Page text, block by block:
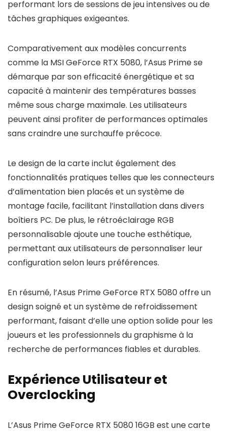
performant lors de sessions de jeu intensives ou de
tâches graphiques exigeantes.
Comparativement aux modèles concurrents
comme la MSI GeForce RTX 5080, l’Asus Prime se
démarque par son efficacité énergétique et sa
capacité à maintenir des températures basses
même sous charge maximale. Les utilisateurs
peuvent ainsi profiter de performances optimales
sans craindre une surchauffe précoce.
Le design de la carte inclut également des
fonctionnalités pratiques telles que les connecteurs
d’alimentation bien placés et un système de
montage facile, facilitant l’installation dans divers
boîtiers PC. De plus, le rétroéclairage RGB
personnalisable ajoute une touche esthétique,
permettant aux utilisateurs de personnaliser leur
configuration selon leurs préférences.
En résumé, l’Asus Prime GeForce RTX 5080 offre un
design soigné et un système de refroidissement
performant, faisant d’elle une option solide pour les
joueurs et les professionnels du graphisme à la
recherche de performances fiables et durables.
Expérience Utilisateur et
Overclocking
L’Asus Prime GeForce RTX 5080 16GB est une carte